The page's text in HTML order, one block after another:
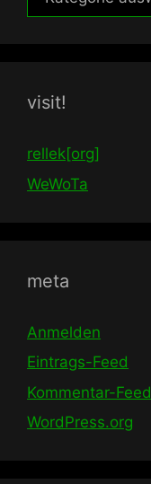
visit!
rellek[org]
WeWoTa
meta
Anmelden
Eintrags-Feed
Kommentar-Feed
WordPress.org